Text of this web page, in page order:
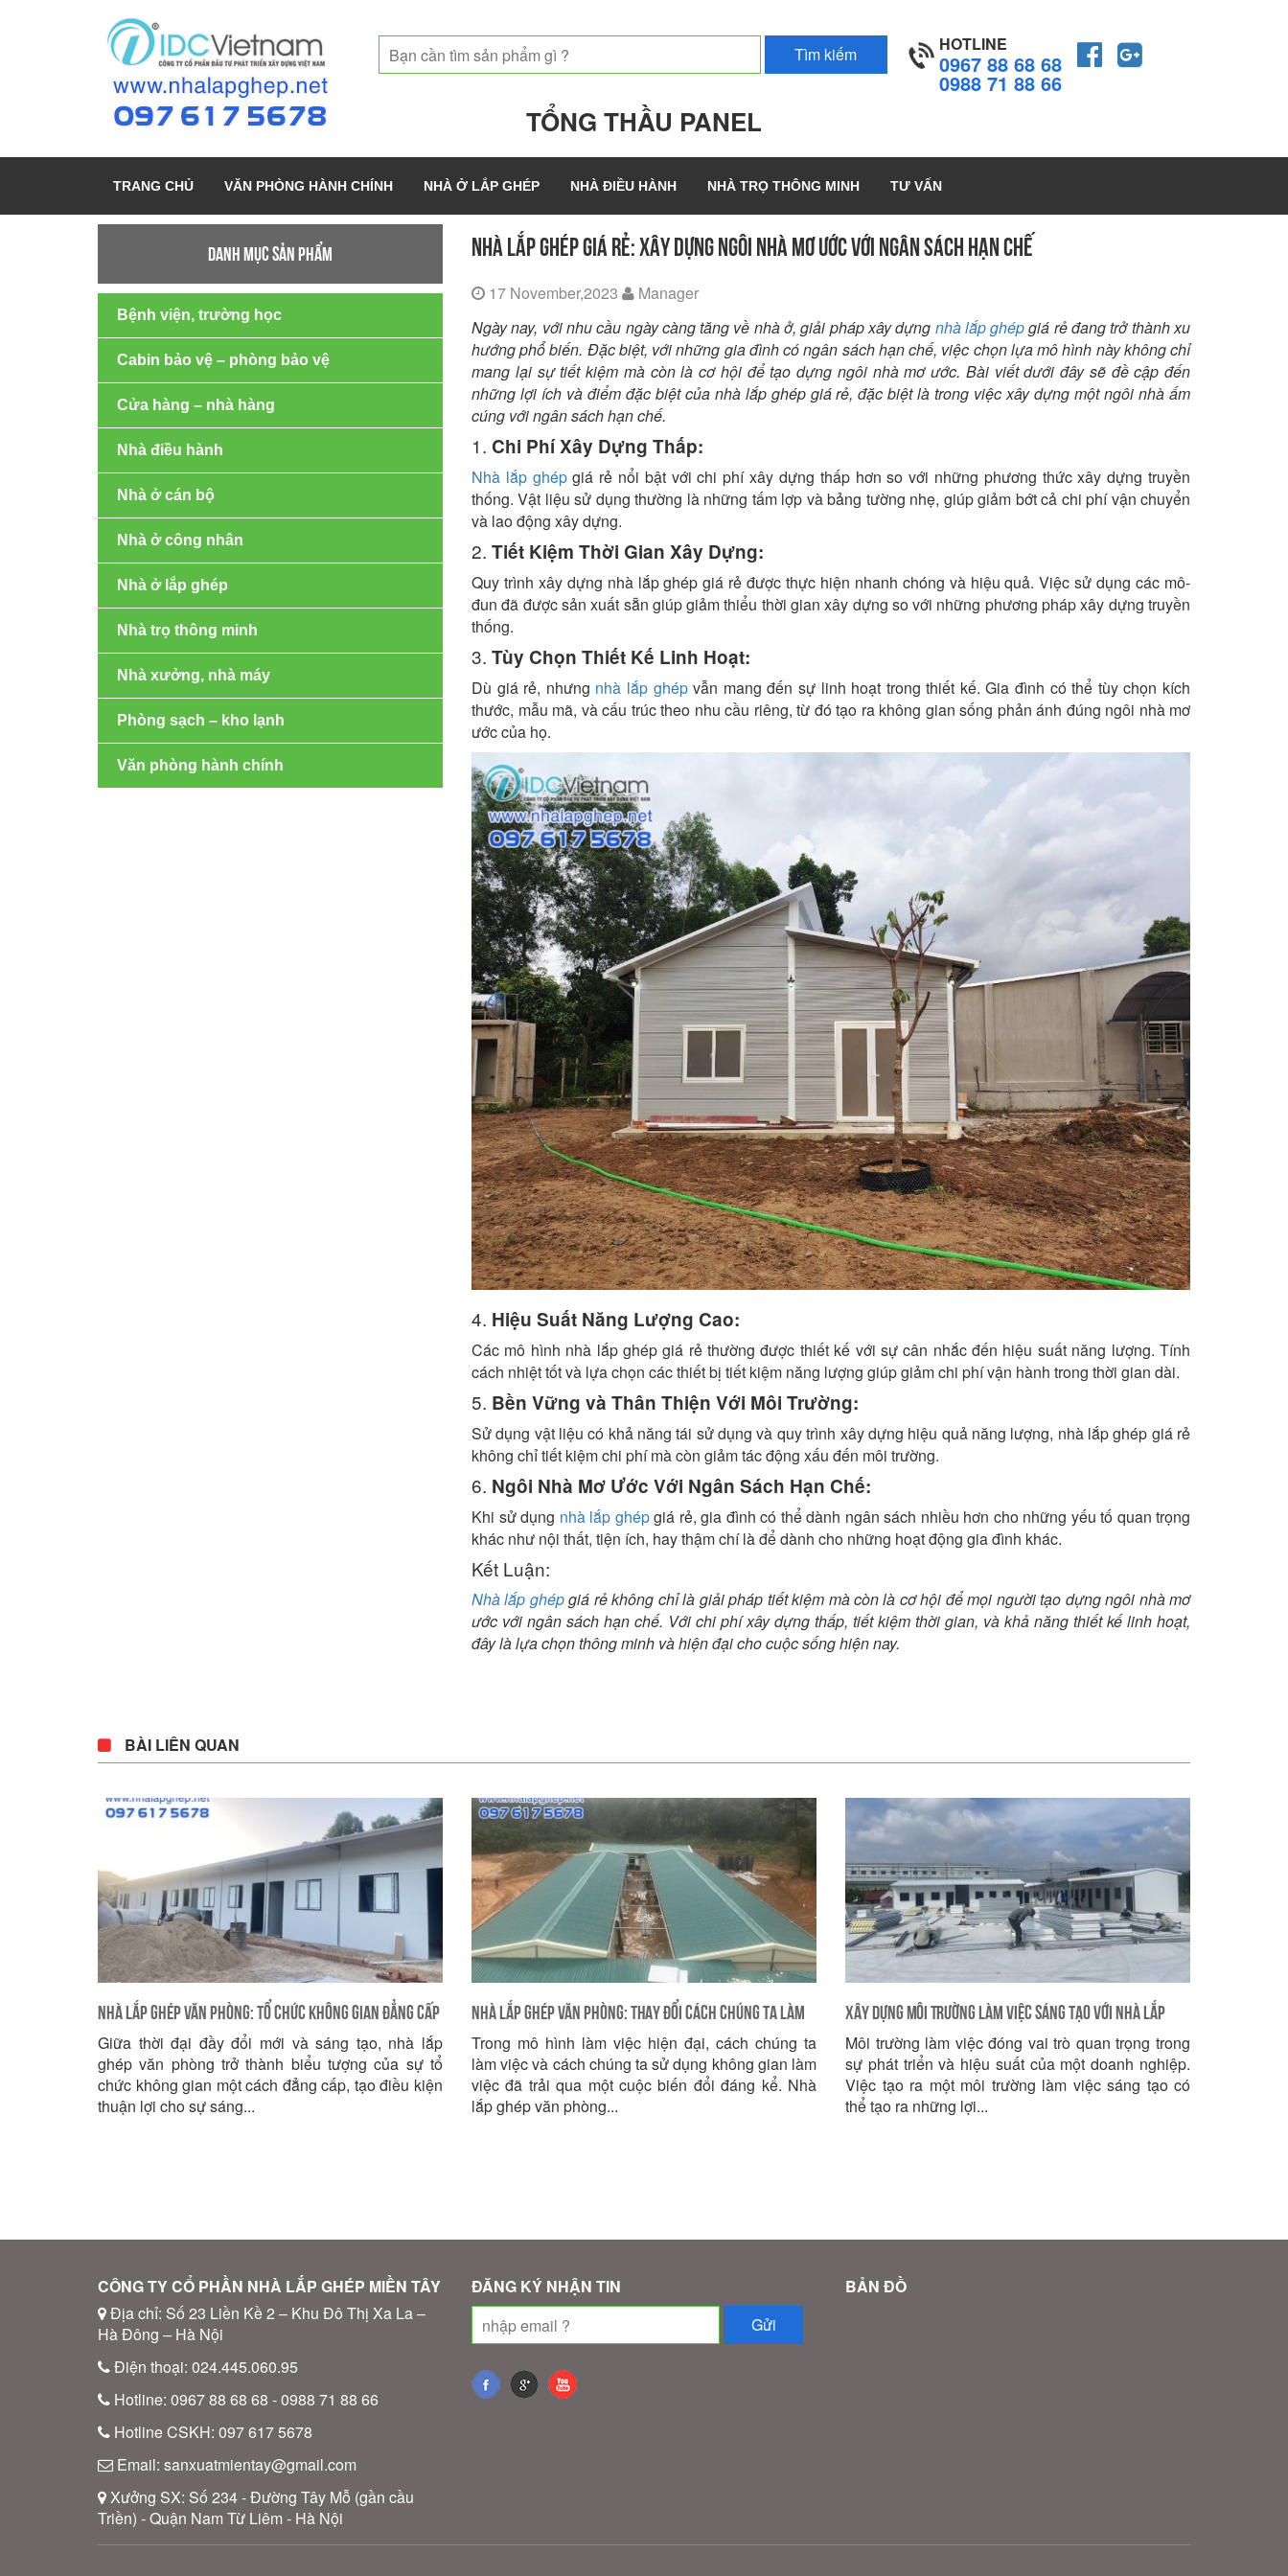
TỔNG THẦU PANEL
HOTLINE
0967 88 68 68
0988 71 88 66
TRANG CHỦ VĂN PHÒNG HÀNH CHÍNH NHÀ Ở LẮP GHÉP NHÀ ĐIỀU HÀNH NHÀ TRỌ THÔNG MINH TƯ VẤN
DANH MỤC SẢN PHẨM
Bệnh viện, trường học
Cabin bảo vệ – phòng bảo vệ
Cửa hàng – nhà hàng
Nhà điều hành
Nhà ở cán bộ
Nhà ở công nhân
Nhà ở lắp ghép
Nhà trọ thông minh
Nhà xưởng, nhà máy
Phòng sạch – kho lạnh
Văn phòng hành chính
NHÀ LẮP GHÉP GIÁ RẺ: XÂY DỰNG NGÔI NHÀ MƠ ƯỚC VỚI NGÂN SÁCH HẠN CHẾ
17 November,2023
Manager
Ngày nay, với nhu cầu ngày càng tăng về nhà ở, giải pháp xây dựng nhà lắp ghépgiá rẻ đang trở thành xu
hướng phổ biến. Đặc biệt, với những gia đình có ngân sách hạn chế, việc chọn lựa mô hình này không chỉ
mang lại sự tiết kiệm mà còn là cơ hội để tạo dựng ngôi nhà mơ ước. Bài viết dưới đây sẽ đề cập đến
những lợi ích và điểm đặc biệt của nhà lắp ghép giá rẻ, đặc biệt là trong việc xây dựng một ngôi nhà ấm
cúng với ngân sách hạn chế.
1. Chi Phí Xây Dựng Thấp:
Nhà lắp ghépgiá rẻ nổi bật với chi phí xây dựng thấp hơn so với những phương thức xây dựng truyền
thống. Vật liệu sử dụng thường là những tấm lợp và bảng tường nhẹ, giúp giảm bớt cả chi phí vận chuyển
và lao động xây dựng.
2. Tiết Kiệm Thời Gian Xây Dựng:
Quy trình xây dựng nhà lắp ghép giá rẻ được thực hiện nhanh chóng và hiệu quả. Việc sử dụng các mô-
đun đã được sản xuất sẵn giúp giảm thiểu thời gian xây dựng so với những phương pháp xây dựng truyền
thống.
3. Tùy Chọn Thiết Kế Linh Hoạt:
Dù giá rẻ, nhưng nhà lắp ghépvẫn mang đến sự linh hoạt trong thiết kế. Gia đình có thể tùy chọn kích
thước, mẫu mã, và cấu trúc theo nhu cầu riêng, từ đó tạo ra không gian sống phản ánh đúng ngôi nhà mơ
ước của họ.
4. Hiệu Suất Năng Lượng Cao:
Các mô hình nhà lắp ghép giá rẻ thường được thiết kế với sự cân nhắc đến hiệu suất năng lượng. Tính
cách nhiệt tốt và lựa chọn các thiết bị tiết kiệm năng lượng giúp giảm chi phí vận hành trong thời gian dài.
5. Bền Vững và Thân Thiện Với Môi Trường:
Sử dụng vật liệu có khả năng tái sử dụng và quy trình xây dựng hiệu quả năng lượng, nhà lắp ghép giá rẻ
không chỉ tiết kiệm chi phí mà còn giảm tác động xấu đến môi trường.
6. Ngôi Nhà Mơ Ước Với Ngân Sách Hạn Chế:
Khi sử dụng nhà lắp ghépgiá rẻ, gia đình có thể dành ngân sách nhiều hơn cho những yếu tố quan trọng
khác như nội thất, tiện ích, hay thậm chí là để dành cho những hoạt động gia đình khác.
Kết Luận:
Nhà lắp ghépgiá rẻ không chỉ là giải pháp tiết kiệm mà còn là cơ hội để mọi người tạo dựng ngôi nhà mơ
ước với ngân sách hạn chế. Với chi phí xây dựng thấp, tiết kiệm thời gian, và khả năng thiết kế linh hoạt,
đây là lựa chọn thông minh và hiện đại cho cuộc sống hiện nay.
BÀI LIÊN QUAN
Nhà Lắp Ghép Văn Phòng: Tổ Chức Không Gian Đẳng Cấp
Cho Sự Sáng Tạo
Giữa thời đại đầy đổi mới và sáng tạo, nhà lắp
ghép văn phòng trở thành biểu tượng của sự tổ
chức không gian một cách đẳng cấp, tạo điều kiện
thuận lợi cho sự sáng...
Nhà Lắp Ghép Văn Phòng: Thay Đổi Cách Chúng Ta Làm
Việc Trong Tương Lai
Trong mô hình làm việc hiện đại, cách chúng ta
làm việc và cách chúng ta sử dụng không gian làm
việc đã trải qua một cuộc biến đổi đáng kể. Nhà
lắp ghép văn phòng...
Xây Dựng Môi Trường Làm Việc Sáng Tạo Với Nhà Lắp
Ghép Văn Phòng
Môi trường làm việc đóng vai trò quan trọng trong
sự phát triển và hiệu suất của một doanh nghiệp.
Việc tạo ra một môi trường làm việc sáng tạo có
thể tạo ra những lợi...
CÔNG TY CỔ PHẦN NHÀ LẮP GHÉP MIỀN TÂY
Địa chỉ: Số 23 Liền Kề 2 – Khu Đô Thị Xa La –
Hà Đông – Hà Nội
Điện thoại: 024.445.060.95
Hotline: 0967 88 68 68 - 0988 71 88 66
Hotline CSKH: 097 617 5678
Email: sanxuatmientay@gmail.com
Xưởng SX: Số 234 - Đường Tây Mỗ (gần cầu
Triền) - Quận Nam Từ Liêm - Hà Nội
ĐĂNG KÝ NHẬN TIN BẢN ĐỒ